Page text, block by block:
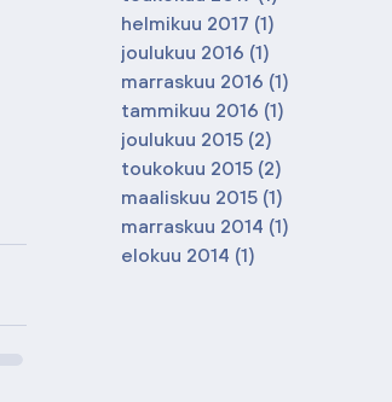
helmikuu 2017 (1)
joulukuu 2016 (1)
marraskuu 2016 (1)
tammikuu 2016 (1)
joulukuu 2015 (2)
toukokuu 2015 (2)
maaliskuu 2015 (1)
marraskuu 2014 (1)
elokuu 2014 (1)